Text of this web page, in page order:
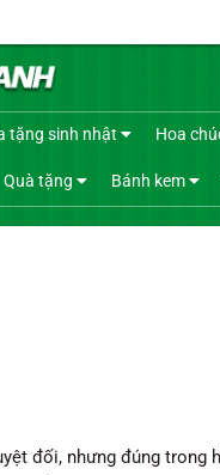
tặng sinh nhật Hoa
Quà tặng Bánh kem
đối, nhưng đúng trong